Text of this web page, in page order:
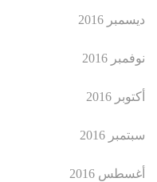
ديسمبر 2016
نوفمبر 2016
أكتوبر 2016
سبتمبر 2016
أغسطس 2016